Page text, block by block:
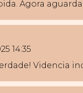
Agora
14:35
Videncia